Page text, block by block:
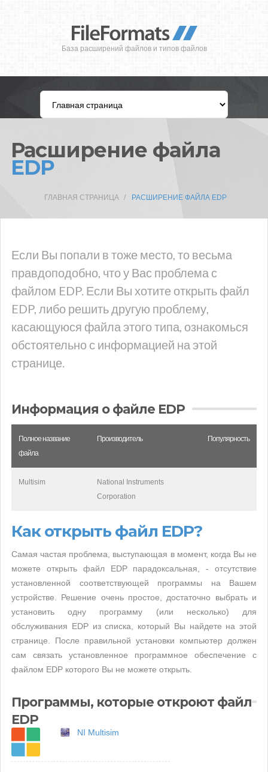
База расширений файлов и типов файлов
Расширение файла
EDP
ГЛАВНАЯ СТРАНИЦА РАСШИРЕНИЕ ФАЙЛА EDP
Если Вы попали в тоже место, то весьма
правдоподобно, что у Вас проблема с
файлом EDP. Если Вы хотите открыть файл
EDP, либо решить другую проблему,
касающуюся файла этого типа, ознакомься
обстоятельно с информацией на этой
странице.
Информация о файле EDP
Полное название
файла
Производитель Популярность
Multisim
National Instruments
Corporation
Как открыть файл EDP?
Самая частая проблема, выступающая в момент, когда Вы не
можете открыть файл EDP парадоксальная, - отсутствие
установленной соответствующей программы на Вашем
устройстве. Решение очень простое, достаточно выбрать и
установить одну программу (или несколько) для
обслуживания EDP из списка, который Вы найдете на этой
странице. После правильной установки компьютер должен
сам связать установленное программное обеспечение с
файлом EDP которого Вы не можете открыть.
Программы, которые откроют файл
EDP
NI Multisim